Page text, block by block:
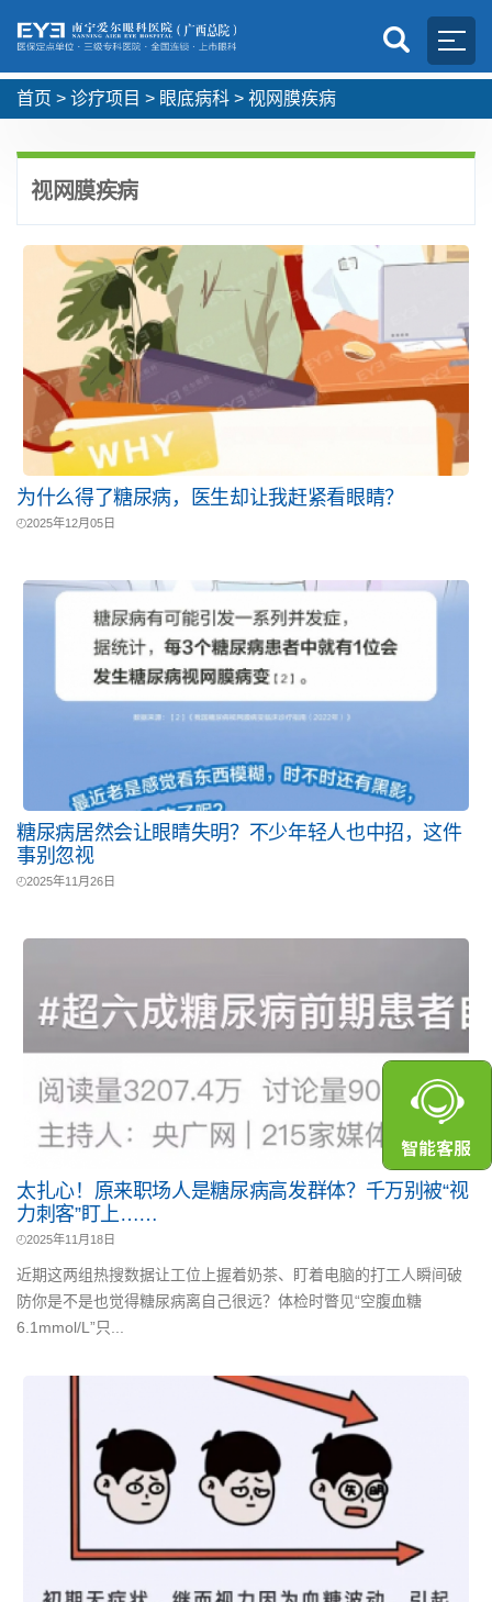
首页 > 诊疗项目 > 眼底病科 > 视网膜疾病
视网膜疾病
为什么得了糖尿病，医生却让我赶紧看眼睛？
2025年12月05日
糖尿病居然会让眼睛失明？不少年轻人也中招，这件
事别忽视
2025年11月26日
太扎心！原来职场人是糖尿病高发群体？千万别被“视
力刺客”盯上……
2025年11月18日
近期这两组热搜数据让工位上握着奶茶、盯着电脑的打工人瞬间破
防你是不是也觉得糖尿病离自己很远？体检时瞥见“空腹血糖
6.1mmol/L”只...